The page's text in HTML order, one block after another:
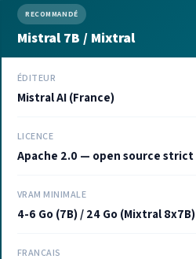
RECOMMANDÉ
Mistral 7B / Mixtral
ÉDITEUR
Mistral AI (France)
LICENCE
Apache 2.0 — open source strict
VRAM MINIMALE
4-6 Go (7B) / 24 Go (Mixtral 8x7B)
FRANÇAIS